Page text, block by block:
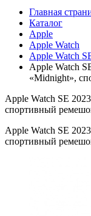
Главная
Каталог
Apple
Apple Watch
Apple Watch
Apple Watch
«Midnight»,
Apple Watch SE
спортивный
Apple Watch SE
спортивный